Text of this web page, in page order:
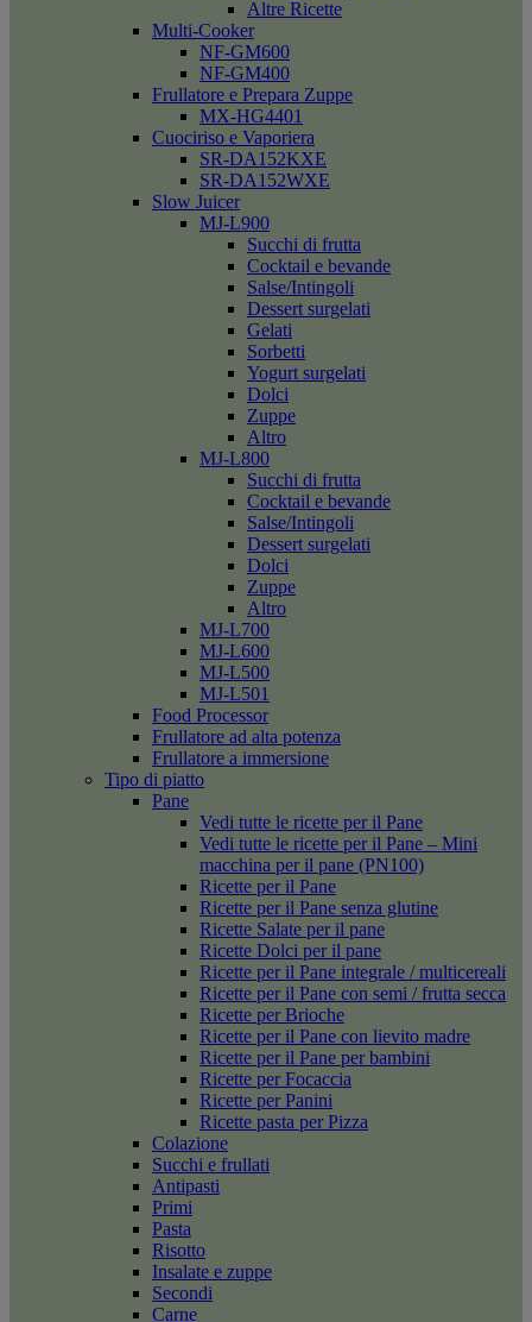
Altre Ricette
Multi-Cooker
NF-GM600
NF-GM400
Frullatore e Prepara Zuppe
MX-HG4401
Cuociriso e Vaporiera
SR-DA152KXE
SR-DA152WXE
Slow Juicer
MJ-L900
Succhi di frutta
Cocktail e bevande
Salse/Intingoli
Dessert surgelati
Gelati
Sorbetti
Yogurt surgelati
Dolci
Zuppe
Altro
MJ-L800
Succhi di frutta
Cocktail e bevande
Salse/Intingoli
Dessert surgelati
Dolci
Zuppe
Altro
MJ-L700
MJ-L600
MJ-L500
MJ-L501
Food Processor
Frullatore ad alta potenza
Frullatore a immersione
Tipo di piatto
Pane
Vedi tutte le ricette per il Pane
Vedi tutte le ricette per il Pane – Mini
macchina per il pane (PN100)
Ricette per il Pane
Ricette per il Pane senza glutine
Ricette Salate per il pane
Ricette Dolci per il pane
Ricette per il Pane integrale / multicereali
Ricette per il Pane con semi / frutta secca
Ricette per Brioche
Ricette per il Pane con lievito madre
Ricette per il Pane per bambini
Ricette per Focaccia
Ricette per Panini
Ricette pasta per Pizza
Colazione
Succhi e frullati
Antipasti
Primi
Pasta
Risotto
Insalate e zuppe
Secondi
Carne